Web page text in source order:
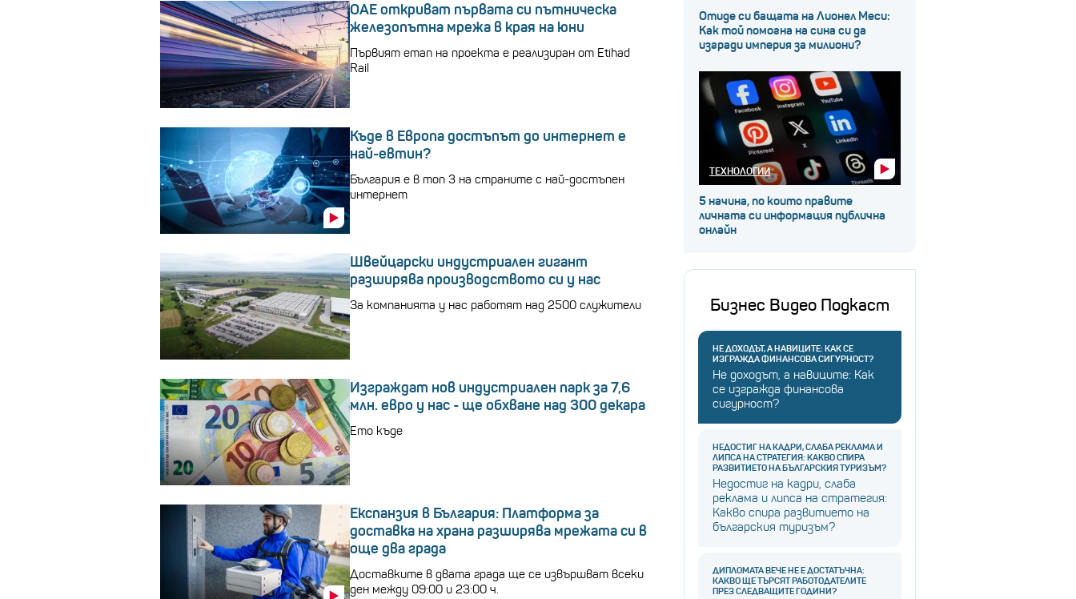
ОАЕ откриват първата си пътническа
железопътна мрежа в края на юни
Първият етап на проекта е реализиран от Etihad
Rail
Къде в Европа достъпът до интернет е
най-евтин?
България е в топ 3 на страните с най-достъпен
интернет
Швейцарски индустриален гигант
разширява производството си у нас
За компанията у нас работят над 2500 служители
Изграждат нов индустриален парк за 7,6
млн. евро у нас - ще обхване над 300 декара
Ето къде
Експанзия в България: Платформа за
доставка на храна разширява мрежата си в
още два града
Доставките в двата града ще се извършват всеки
ден между 09:00 и 23:00 ч.
Отиде си бащата на Лионел Меси:
Как той помогна на сина си да
изгради империя за милиони?
ТЕХНОЛОГИИ
5 начина, по които правите
личната си информация публична
онлайн
Бизнес Видео Подкаст
НЕ ДОХОДЪТ, А НАВИЦИТЕ: КАК СЕ
ИЗГРАЖДА ФИНАНСОВА СИГУРНОСТ?
Не доходът, а навиците: Как
се изгражда финансова
сигурност?
НЕДОСТИГ НА КАДРИ, СЛАБА РЕКЛАМА И
ЛИПСА НА СТРАТЕГИЯ: КАКВО СПИРА
РАЗВИТИЕТО НА БЪЛГАРСКИЯ ТУРИЗЪМ?
Недостиг на кадри, слаба
реклама и липса на стратегия:
Какво спира развитието на
българския туризъм?
ДИПЛОМАТА ВЕЧЕ НЕ Е ДОСТАТЪЧНА:
КАКВО ЩЕ ТЪРСЯТ РАБОТОДАТЕЛИТЕ
ПРЕЗ СЛЕДВАЩИТЕ ГОДИНИ?